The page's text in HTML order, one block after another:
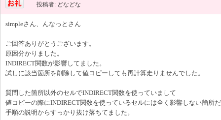
投稿者: どなどな
simpleさん、んなっとさん
ご回答ありがとうございます。
原因分かりました。
INDIRECT関数が影響してました。
試しに該当箇所を削除して値コピーしても再計算走りませんでした。
質問した箇所以外のセルでINDIRECT関数を使っていまして
値コピーの際にINDIRECT関数を使っているセルには全く影響しない箇所
手順の説明からすっかり抜け落ちてました。